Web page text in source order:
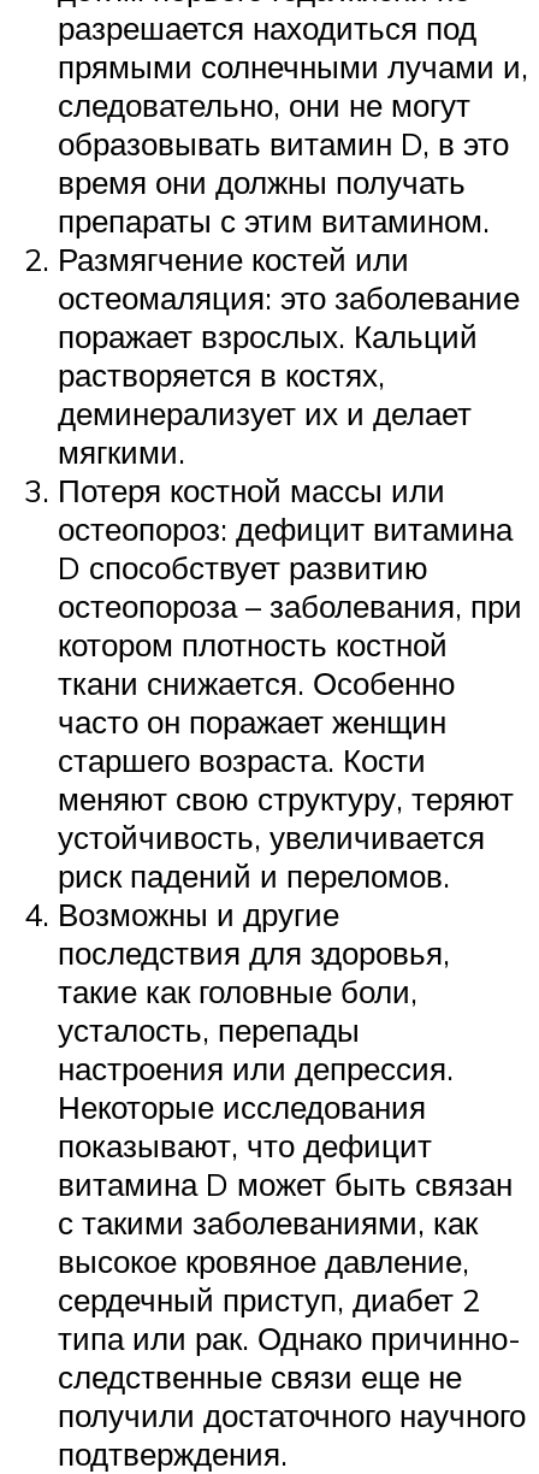
разрешается находиться под
прямыми солнечными лучами и,
следовательно, они не могут
образовывать витамин D, в это
время они должны получать
препараты с этим витамином.
Размягчение костей или
остеомаляция: это заболевание
поражает взрослых. Кальций
растворяется в костях,
деминерализует их и делает
мягкими.
Потеря костной массы или
остеопороз: дефицит витамина
D способствует развитию
остеопороза – заболевания, при
котором плотность костной
ткани снижается. Особенно
часто он поражает женщин
старшего возраста. Кости
меняют свою структуру, теряют
устойчивость, увеличивается
риск падений и переломов.
Возможны и другие
последствия для здоровья,
такие как головные боли,
усталость, перепады
настроения или депрессия.
Некоторые исследования
показывают, что дефицит
витамина D может быть связан
с такими заболеваниями, как
высокое кровяное давление,
сердечный приступ, диабет 2
типа или рак. Однако причинно-
следственные связи еще не
получили достаточного научного
подтверждения.